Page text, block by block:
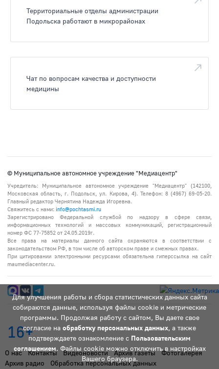
Территориальные отделы администрации
Подольска работают в микрорайонах
Чат по вопросам качества и доступности
медицины
Для улучшения работы и сбора статистических данных сайта
собираются данные, используя файлы cookie и метрические
программы. Продолжая работу с сайтом, Вы даете свое
согласие на обработку персональных данных, а также
подтверждаете ознакомление с Пользовательским
соглашением. Файлы cookie можно отключить в настройках
Вашего браузера.
© Муниципальное автономное учреждение "Медиацентр"
Учредитель: Муниципальное автономное учреждение "Медиацентр" (142100,
Московская область, г. Подольск, ул. Кирова, 4). Телефон: 8 (4967) 69-05-20.
Главный редактор Чернятина Надежда Игоревна.
Свяжитесь с нами: info@pochtasmi.ru
Зарегистрировано Федеральной службой по надзору в сфере связи,
информационных технологий и массовых коммуникаций, регистрационный
номер ФС 77-75852 от 24.05.2019г.
Все права на материалы данного сайта охраняются в соответствии с
законодательством РФ, в том числе об авторском праве и смежных правах.
При цитировании электронными ресурсами обязательна гиперссылка на сайт
maumediacenter.ru.
16+
О нас Контакты Видеоновости Архив газеты
Фотогалерея
Архив радио
Обработка персональных данных